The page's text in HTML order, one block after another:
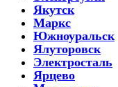
Якутск
Маркс
Южноуральск
Ялуторовск
Электросталь
Ярцево